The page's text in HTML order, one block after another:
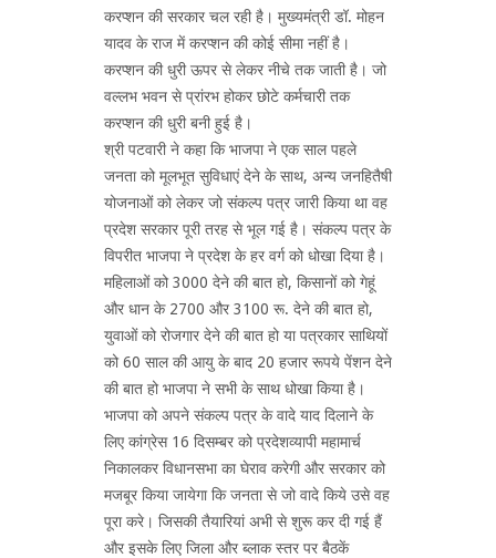
करप्शन की सरकार चल रही है। मुख्यमंत्री डॉ. मोहन
यादव के राज में करप्शन की कोई सीमा नहीं है।
करप्शन की धुरी ऊपर से लेकर नीचे तक जाती है। जो
वल्लभ भवन से प्रांरभ होकर छोटे कर्मचारी तक
करप्शन की धुरी बनी हुई है।
श्री पटवारी ने कहा कि भाजपा ने एक साल पहले
जनता को मूलभूत सुविधाएं देने के साथ, अन्य जनहितैषी
योजनाओं को लेकर जो संकल्प पत्र जारी किया था वह
प्रदेश सरकार पूरी तरह से भूल गई है। संकल्प पत्र के
विपरीत भाजपा ने प्रदेश के हर वर्ग को धोखा दिया है।
महिलाओं को 3000 देने की बात हो, किसानों को गेहूं
और धान के 2700 और 3100 रू. देने की बात हो,
युवाओं को रोजगार देने की बात हो या पत्रकार साथियों
को 60 साल की आयु के बाद 20 हजार रूपये पेंशन देने
की बात हो भाजपा ने सभी के साथ धोखा किया है।
भाजपा को अपने संकल्प पत्र के वादे याद दिलाने के
लिए कांग्रेस 16 दिसम्बर को प्रदेशव्यापी महामार्च
निकालकर विधानसभा का घेराव करेगी और सरकार को
मजबूर किया जायेगा कि जनता से जो वादे किये उसे वह
पूरा करे। जिसकी तैयारियां अभी से शुरू कर दी गई हैं
और इसके लिए जिला और ब्लाक स्तर पर बैठकें